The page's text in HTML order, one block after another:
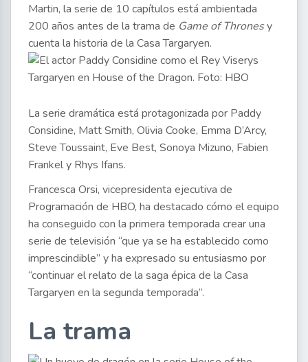
Martin, la serie de 10 capítulos está ambientada
200 años antes de la trama de Game of Thronesy
cuenta la historia de la Casa Targaryen.
La serie dramática está protagonizada por Paddy
Considine, Matt Smith, Olivia Cooke, Emma D’Arcy,
Steve Toussaint, Eve Best, Sonoya Mizuno, Fabien
Frankel y Rhys Ifans.
Francesca Orsi, vicepresidenta ejecutiva de
Programación de HBO, ha destacado cómo el equipo
ha conseguido con la primera temporada crear una
serie de televisión “que ya se ha establecido como
imprescindible” y ha expresado su entusiasmo por
“continuar el relato de la saga épica de la Casa
Targaryen en la segunda temporada”.
La trama